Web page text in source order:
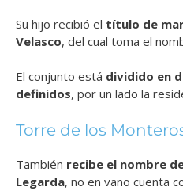
Su hijo recibió el título de
Velasco, del cual toma el
El conjunto está dividido en
definidos, por un lado la
Torre de los
También recibe el nombre
Legarda, no en vano cuenta